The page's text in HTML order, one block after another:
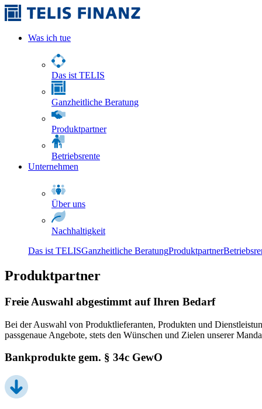
Was ich tue
Das ist TELIS
Ganzheitliche Beratung
Produktpartner
Betriebsrente
Unternehmen
Über uns
Nachhaltigkeit
Das ist TELISGanzheitliche BeratungProduktpartner
Produktpartner
Freie Auswahl abgestimmt auf Ihren Bedarf
Bei der Auswahl von Produktlieferanten, Produkten und
passgenaue Angebote, stets den Wünschen und Zielen unserer
Bankprodukte gem. § 34c GewO